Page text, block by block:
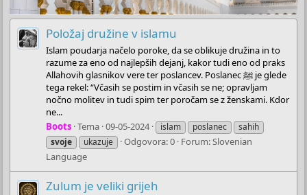
Položaj družine v islamu
Islam poudarja načelo poroke, da se oblikuje družina in to
razume za eno od najlepših dejanj, kakor tudi eno od praks
Allahovih glasnikov vere ter poslancev. Poslanec ﷺ je glede
tega rekel: “Včasih se postim in včasih se ne; opravljam
nočno molitev in tudi spim ter poročam se z ženskami. Kdor
ne...
Boots Tema 09-05-2024 islam poslanec
sahih
svoje
ukazuje Odgovora: 0 Forum:Slovenian
Language
Zulum je veliki grijeh